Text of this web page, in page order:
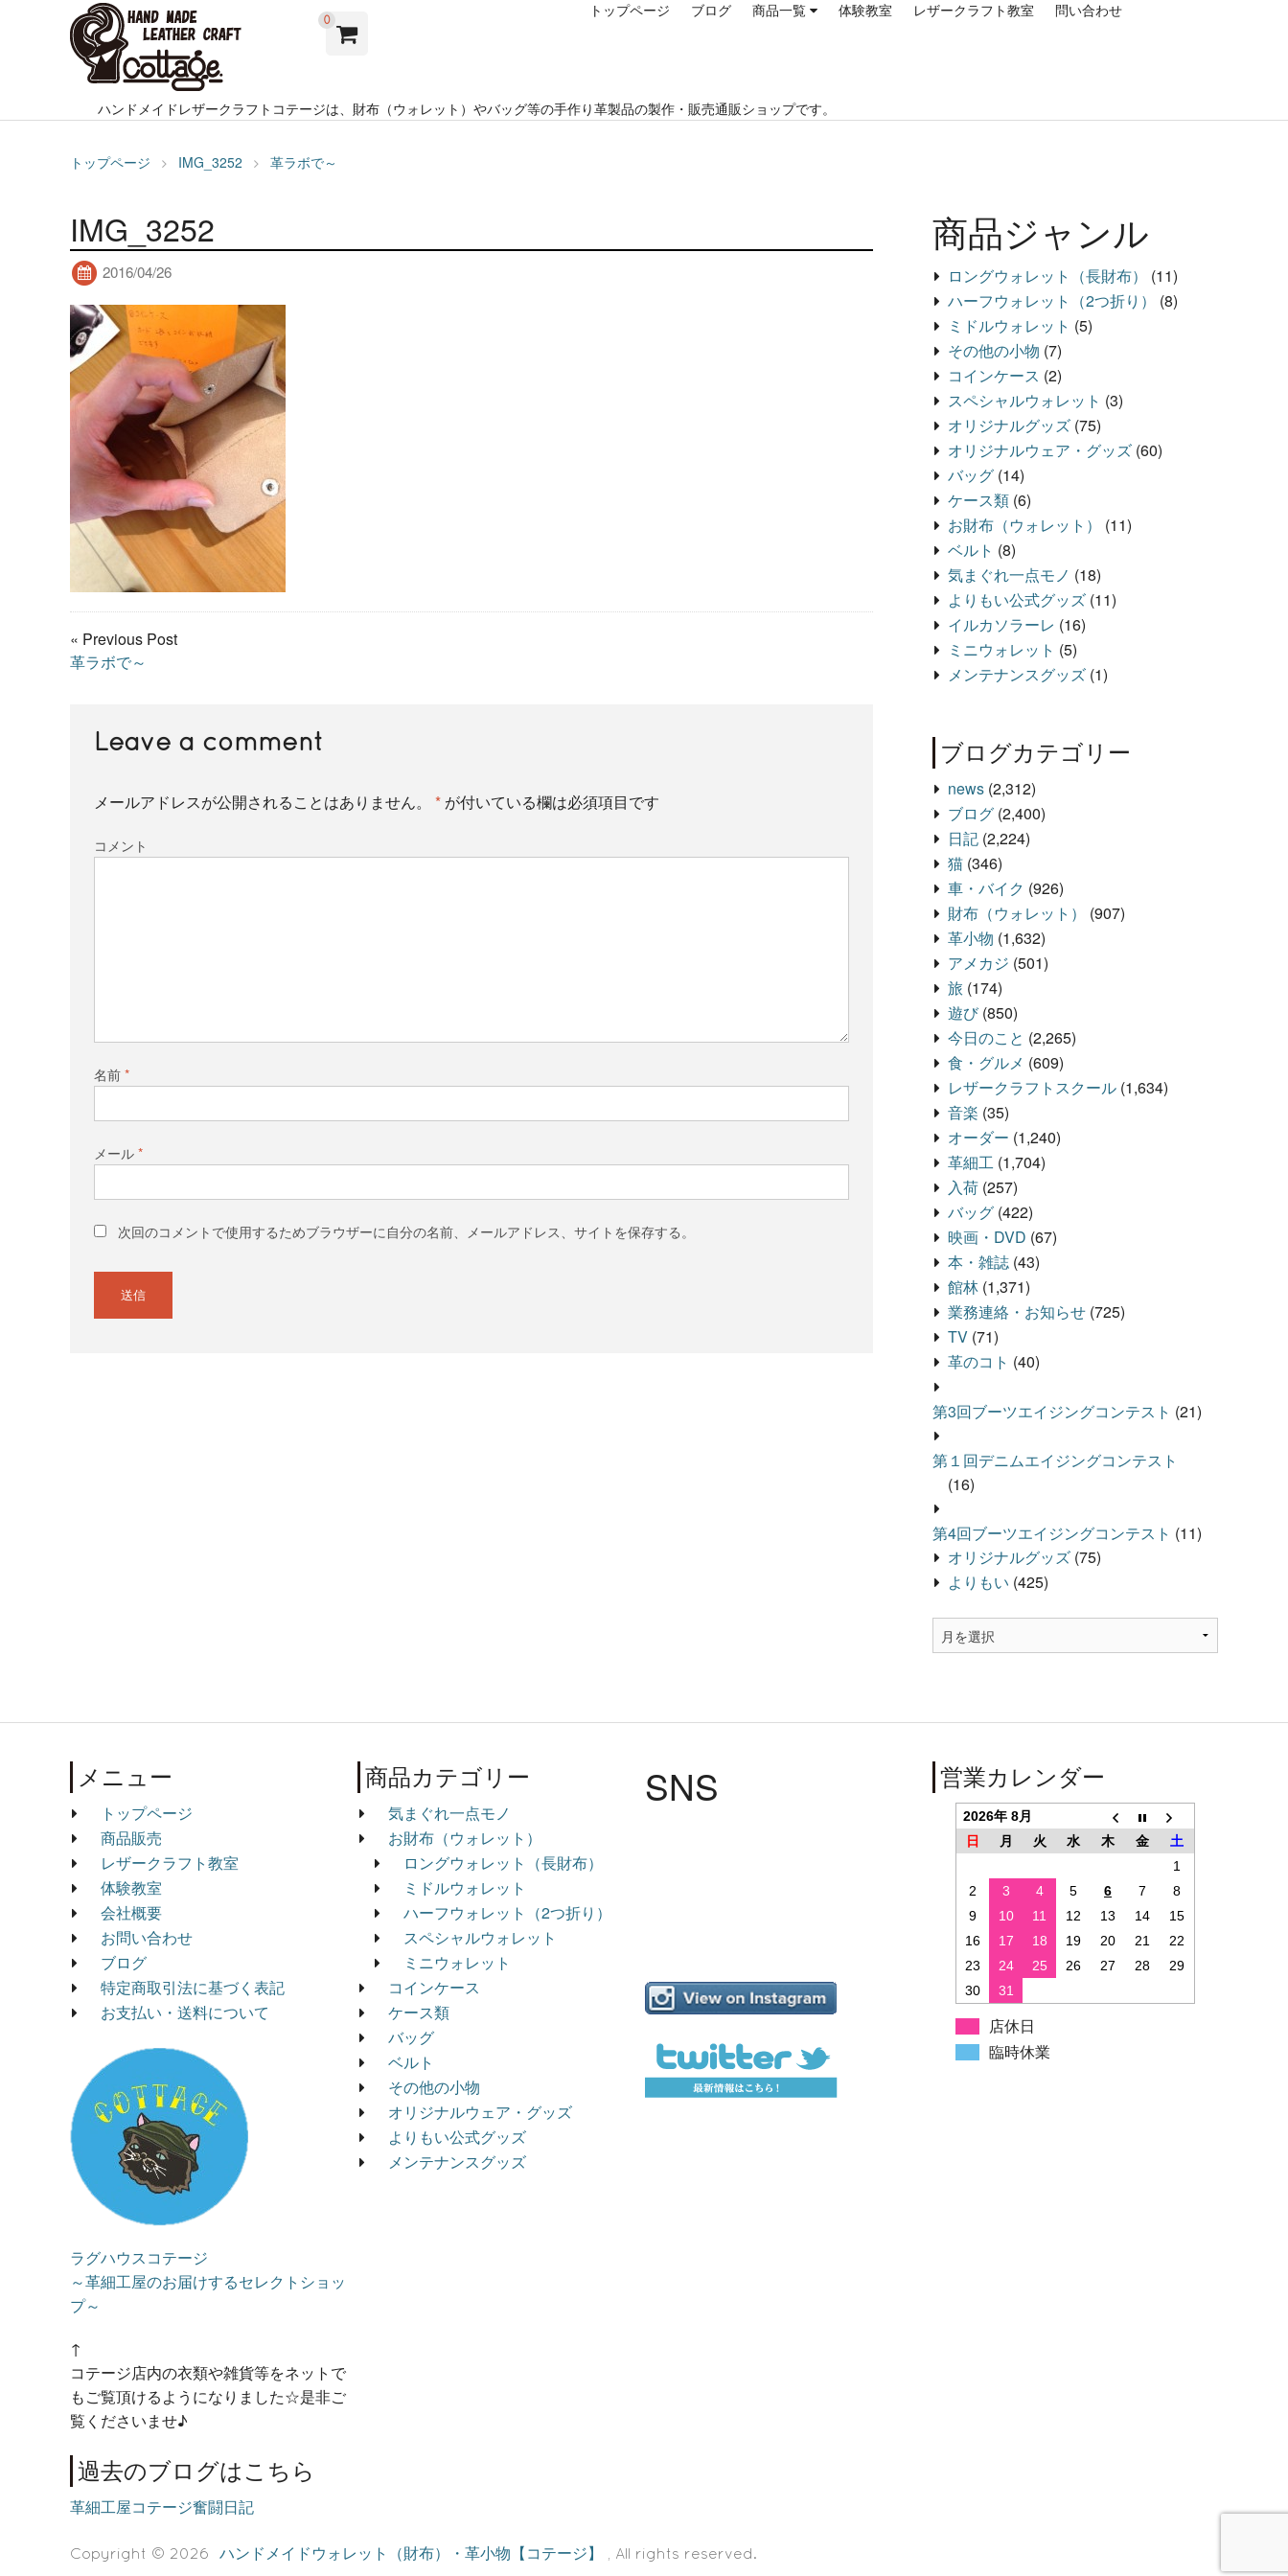
0
トップページ ブログ 商品一覧 体験教室 レザークラフト教室 問い合わせ
ハンドメイドレザークラフトコテージは、財布（ウォレット）やバッグ等の手作り革製品の製作・販売通販ショップです。
トップページ IMG_3252 革ラボで～
IMG_3252
2016/04/26
« Previous Post
革ラボで～
Leave a comment
メールアドレスが公開されることはありません。 * が付いている欄は必須項目です
コメント
名前*
メール*
次回のコメントで使用するためブラウザーに自分の名前、メールアドレス、サイトを保存する。
商品ジャンル
ロングウォレット（長財布）
(11)
ハーフウォレット（2つ折り）
(8)
ミドルウォレット (5)
その他の小物 (7)
コインケース (2)
スペシャルウォレット (3)
オリジナルグッズ (75)
オリジナルウェア・グッズ (60)
バッグ (14)
ケース類 (6)
お財布（ウォレット）
(11)
ベルト (8)
気まぐれ一点モノ (18)
よりもい公式グッズ (11)
イルカソラーレ (16)
ミニウォレット (5)
メンテナンスグッズ (1)
ブログカテゴリー
news (2,312)
ブログ (2,400)
日記 (2,224)
猫 (346)
車・バイク (926)
財布（ウォレット）
(907)
革小物 (1,632)
アメカジ (501)
旅 (174)
遊び(850)
今日のこと (2,265)
食・グルメ (609)
レザークラフトスクール (1,634)
音楽 (35)
オーダー (1,240)
革細工 (1,704)
入荷 (257)
バッグ (422)
映画・DVD (67)
本・雑誌 (43)
館林 (1,371)
業務連絡・お知らせ (725)
TV (71)
革のコト (40)
第3回ブーツエイジングコンテスト (21)
第１回デニムエイジングコンテスト
(16)
第4回ブーツエイジングコンテスト (11)
オリジナルグッズ (75)
よりもい (425)
メニュー
トップページ
商品販売
レザークラフト教室
体験教室
会社概要
お問い合わせ
ブログ
特定商取引法に基づく表記
お支払い・送料について
ラグハウスコテージ
～革細工屋のお届けするセレクトショッ
プ～
↑
コテージ店内の衣類や雑貨等をネットで
もご覧頂けるようになりました☆是非ご
覧くださいませ♪
過去のブログはこちら
革細工屋コテージ奮闘日記
商品カテゴリー
気まぐれ一点モノ
お財布（ウォレット）
ロングウォレット（長財布）
ミドルウォレット
ハーフウォレット（2つ折り）
スペシャルウォレット
ミニウォレット
コインケース
ケース類
バッグ
ベルト
その他の小物
オリジナルウェア・グッズ
よりもい公式グッズ
メンテナンスグッズ
SNS 営業カレンダー
2026年 8月
日
月 火 水 木 金
土
1
2
3 4 5 6 7
8
9
10 11 12 13 14
15
16
17 18 19 20 21
22
23
24 25 26 27 28
29
30
31
店休日
臨時休業
Copyright © 2026 ハンドメイドウォレット（財布）・革小物【コテージ】 , All rights reserved.